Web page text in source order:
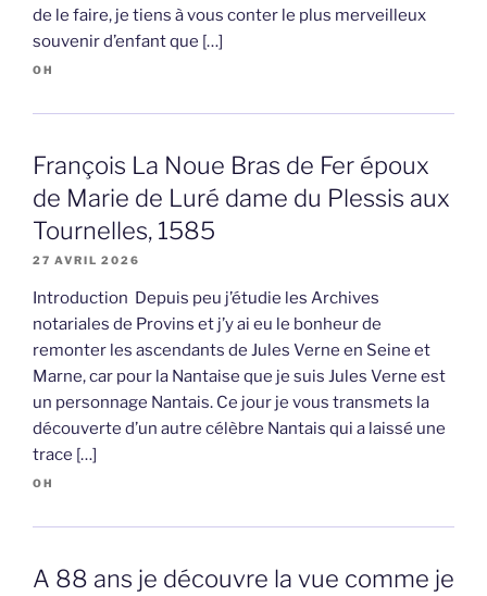
de le faire, je tiens à vous conter le plus merveilleux
souvenir d’enfant que […]
OH
François La Noue Bras de Fer époux
de Marie de Luré dame du Plessis aux
Tournelles, 1585
27 AVRIL 2026
Introduction Depuis peu j’étudie les Archives
notariales de Provins et j’y ai eu le bonheur de
remonter les ascendants de Jules Verne en Seine et
Marne, car pour la Nantaise que je suis Jules Verne est
un personnage Nantais. Ce jour je vous transmets la
découverte d’un autre célèbre Nantais qui a laissé une
trace […]
OH
A 88 ans je découvre la vue comme je